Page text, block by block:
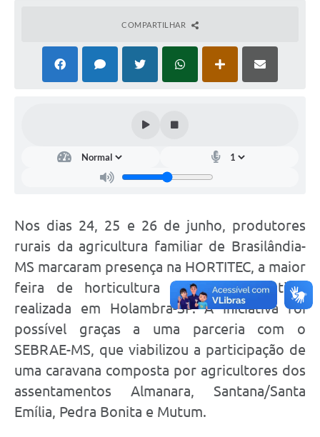
COMPARTILHAR
Nos dias 24, 25 e 26 de junho, produtores
rurais da agricultura familiar de Brasilândia-
MS marcaram presença na HORTITEC, a maior
feira de horticultura da América Latina,
realizada em Holambra-SP. A iniciativa foi
possível graças a uma parceria com o
SEBRAE-MS, que viabilizou a participação de
uma caravana composta por agricultores dos
assentamentos Almanara, Santana/Santa
Emília, Pedra Bonita e Mutum.